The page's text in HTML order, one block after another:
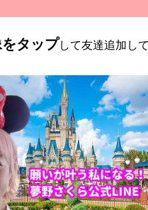
タップして友達追加し